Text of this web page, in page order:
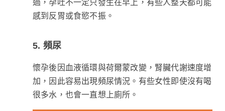
過，孕吐不一定只發生在早上，有些人整天都可能
感到反胃或食慾不振。
5. 頻尿
懷孕後因血液循環與荷爾蒙改變，腎臟代謝速度增
加，因此容易出現頻尿情況。有些女性即使沒有喝
很多水，也會一直想上廁所。